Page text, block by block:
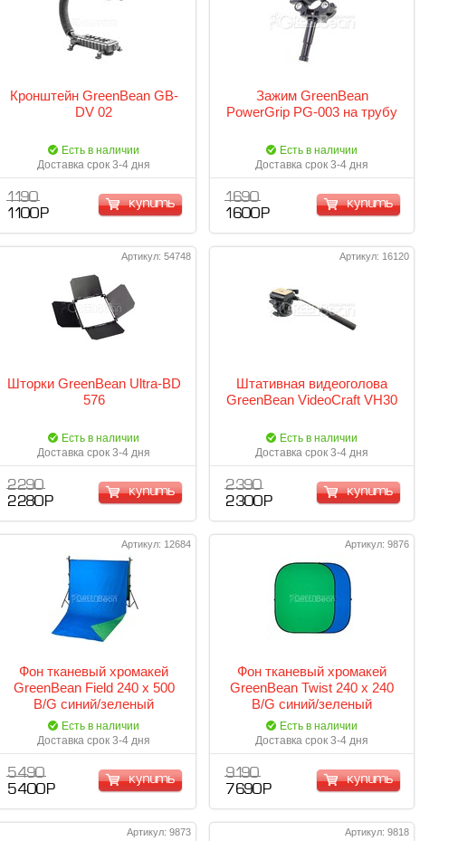
Кронштейн GreenBean GB-
DV 02
Есть в наличии
Доставка срок 3-4 дня
1 190
1 100 Р
купить
Зажим GreenBean
PowerGrip PG-003 на трубу
Есть в наличии
Доставка срок 3-4 дня
1 690
1 600 Р
купить
Артикул: 54748
Шторки GreenBean Ultra-BD
576
Есть в наличии
Доставка срок 3-4 дня
2 290
2 280 Р
купить
Артикул: 16120
Штативная видеоголова
GreenBean VideoCraft VH30
Есть в наличии
Доставка срок 3-4 дня
2 390
2 300 Р
купить
Артикул: 12684
Фон тканевый хромакей
GreenBean Field 240 х 500
B/G синий/зеленый
Есть в наличии
Доставка срок 3-4 дня
5 490
5 400 Р
купить
Артикул: 9876
Фон тканевый хромакей
GreenBean Twist 240 х 240
B/G синий/зеленый
Есть в наличии
Доставка срок 3-4 дня
9 190
7 690 Р
купить
Артикул: 9873 Артикул: 9818